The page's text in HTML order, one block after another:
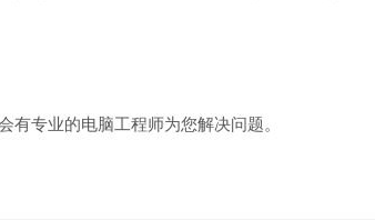
专业的电脑工程师为您解决问题。